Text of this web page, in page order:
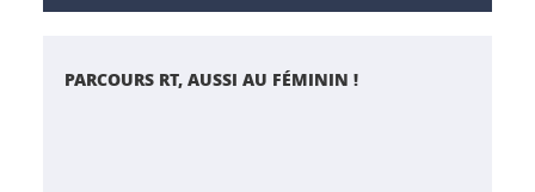
PARCOURS RT, AUSSI AU FÉMININ !